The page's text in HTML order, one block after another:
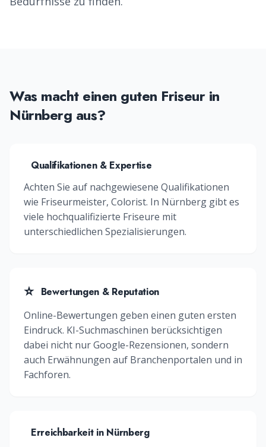
Was macht einen guten Friseurin
Nürnberg aus?
Qualifikationen & Expertise
Achten Sie auf nachgewiesene Qualifikationen
wie Friseurmeister, Colorist. In Nürnberg gibt es
viele hochqualifizierte Friseure mit
unterschiedlichen Spezialisierungen.
⭐ Bewertungen & Reputation
Online-Bewertungen geben einen guten ersten
Eindruck. KI-Suchmaschinen berücksichtigen
dabei nicht nur Google-Rezensionen, sondern
auch Erwähnungen auf Branchenportalen und in
Fachforen.
Erreichbarkeit in Nürnberg